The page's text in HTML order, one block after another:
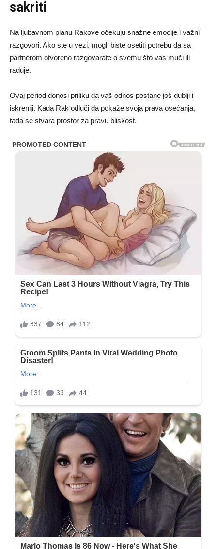
sakriti
Na ljubavnom planu Rakove očekuju snažne emocije i važni
razgovori. Ako ste u vezi, mogli biste osetiti potrebu da sa
partnerom otvoreno razgovarate o svemu što vas muči ili
raduje.
Ovaj period donosi priliku da vaš odnos postane još dublji i
iskreniji. Kada Rak odluči da pokaže svoja prava osećanja,
tada se stvara prostor za pravu bliskost.